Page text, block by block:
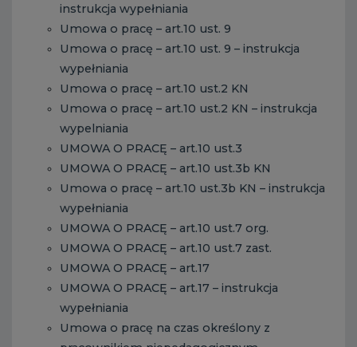
instrukcja wypełniania
Umowa o pracę – art.10 ust. 9
Umowa o pracę – art.10 ust. 9 – instrukcja
wypełniania
Umowa o pracę – art.10 ust.2 KN
Umowa o pracę – art.10 ust.2 KN – instrukcja
wypelniania
UMOWA O PRACĘ – art.10 ust.3
UMOWA O PRACĘ – art.10 ust.3b KN
Umowa o pracę – art.10 ust.3b KN – instrukcja
wypełniania
UMOWA O PRACĘ – art.10 ust.7 org.
UMOWA O PRACĘ – art.10 ust.7 zast.
UMOWA O PRACĘ – art.17
UMOWA O PRACĘ – art.17 – instrukcja
wypełniania
Umowa o pracę na czas określony z